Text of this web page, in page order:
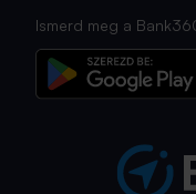
Ismerd meg a